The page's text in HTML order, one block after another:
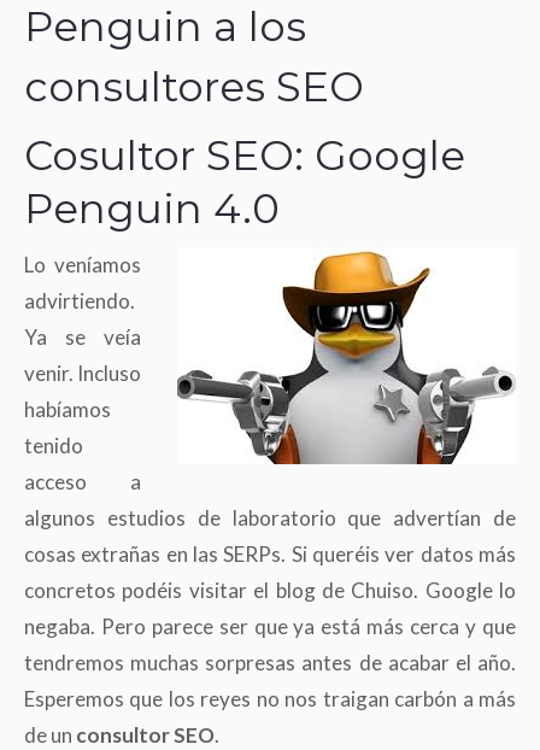
Penguin a los
consultores SEO
Cosultor SEO: Google
Penguin 4.0
Lo veníamos
advirtiendo.
Ya se veía
venir. Incluso
habíamos
tenido
acceso a
algunos estudios de laboratorio que advertían de
cosas extrañas en las SERPs. Si queréis ver datos más
concretos podéis visitar el blog de Chuiso. Google lo
negaba. Pero parece ser que ya está más cerca y que
tendremos muchas sorpresas antes de acabar el año.
Esperemos que los reyes no nos traigan carbón a más
de un consultor SEO.